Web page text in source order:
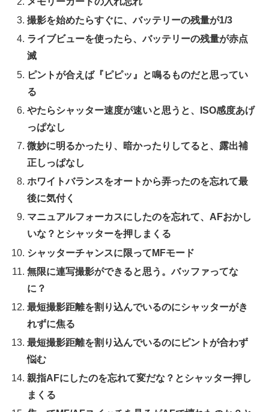
撮影を始めたらすぐに、バッテリーの残量が1/3
ライブビューを使ったら、バッテリーの残量が赤点
滅
ピントが合えば『ピピッ』と鳴るものだと思ってい
る
やたらシャッター速度が速いと思うと、ISO感度あげ
っぱなし
微妙に明るかったり、暗かったりしてると、露出補
正しっぱなし
ホワイトバランスをオートから弄ったのを忘れて最
後に気付く
マニュアルフォーカスにしたのを忘れて、AFおかし
いな？とシャッターを押しまくる
シャッターチャンスに限ってMFモード
無限に連写撮影ができると思う。バッファってな
に？
最短撮影距離を割り込んでいるのにシャッターがき
れずに焦る
最短撮影距離を割り込んでいるのにピントが合わず
悩む
親指AFにしたのを忘れて変だな？とシャッター押し
まくる